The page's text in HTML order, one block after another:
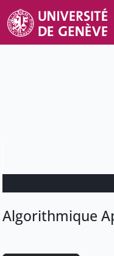
Algorithmique